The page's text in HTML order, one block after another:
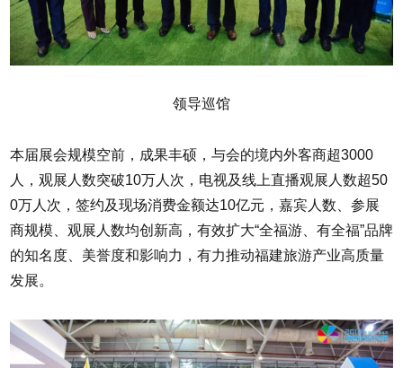
领导巡馆
本届展会规模空前，成果丰硕，与会的境内外客商超3000
人，观展人数突破10万人次，电视及线上直播观展人数超50
0万人次，签约及现场消费金额达10亿元，嘉宾人数、参展
商规模、观展人数均创新高，有效扩大“全福游、有全福”品牌
的知名度、美誉度和影响力，有力推动福建旅游产业高质量
发展。